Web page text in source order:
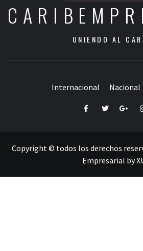
UNIENDO AL
Internacional Nacional
FacebookTwitter
Copyright © todos los derechos
Empresarial by